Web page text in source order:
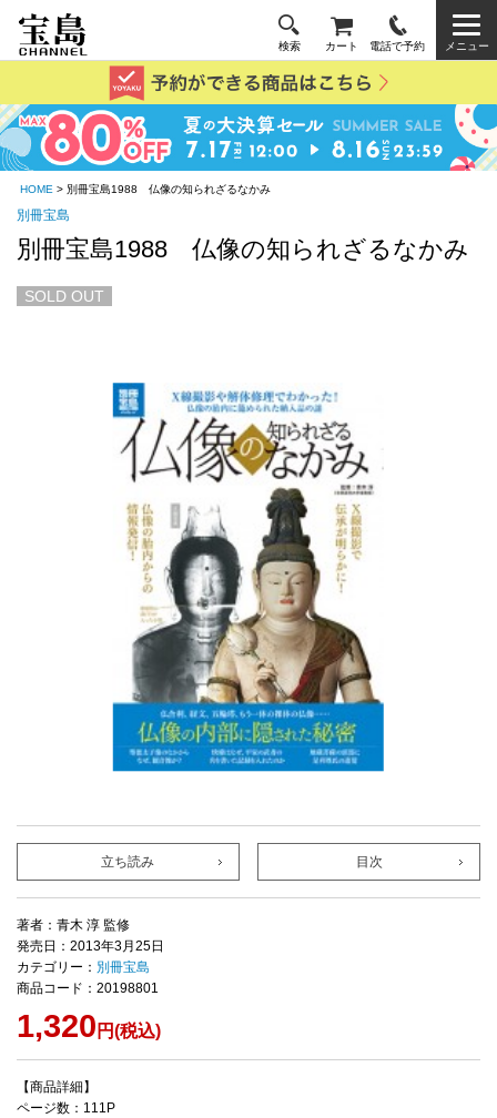
検索 カート 電話で予約 メニュー
HOME > 別冊宝島1988 仏像の知られざるなかみ
別冊宝島
別冊宝島1988 仏像の知られざるなかみ
SOLD OUT
立ち読み 目次
著者：青木 淳 監修
発売日：2013年3月25日
カテゴリー： 別冊宝島
商品コード：20198801
1,320 円(税込)
【商品詳細】
ページ数：111P